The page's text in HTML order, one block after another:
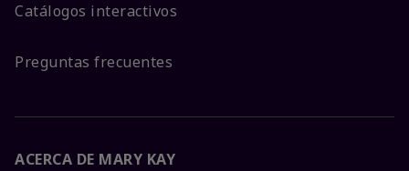
Catálogos interactivos
Preguntas frecuentes
ACERCA DE MARY KAY